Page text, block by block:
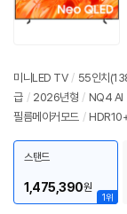
미니LED TV / 55인치
급 / 2026년형 / NQ4 AI
필름메이커모드 /
1위
스탠드
1,475,390원